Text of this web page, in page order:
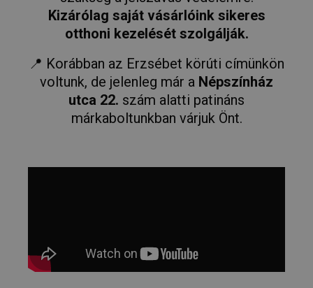
Kizárólag saját vásárlóink sikeres
otthoni kezelését szolgálják.
📍 Korábban az Erzsébet körúti címünkön
voltunk, de jelenleg már a Népszínház
utca 22. szám alatti patináns
márkaboltunkban várjuk Önt.